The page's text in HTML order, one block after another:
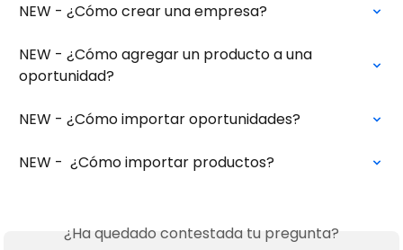
NEW - ¿Cómo crear una empresa?
NEW - ¿Cómo agregar un producto a una
oportunidad?
NEW - ¿Cómo importar oportunidades?
NEW -  ¿Cómo importar productos?
¿Ha quedado contestada tu pregunta?